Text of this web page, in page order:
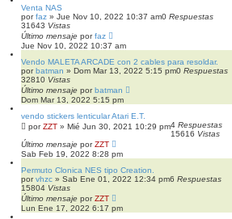
Venta NAS
porfaz » Jue Nov 10, 2022 10:37 am0 Respuestas
31643 Vistas
Último mensaje porfaz
Jue Nov 10, 2022 10:37 am
Vendo MALETA ARCADE con 2 cables para resoldar.
porbatman » Dom Mar 13, 2022 5:15 pm0 Respuestas
32810 Vistas
Último mensaje porbatman
Dom Mar 13, 2022 5:15 pm
vendo stickers lenticular Atari E.T.
porZZT » Mié Jun 30, 2021 10:29 pm4 Respuestas
15616 Vistas
Último mensaje porZZT
Sab Feb 19, 2022 8:28 pm
Permuto Clonica NES tipo Creation.
porvhzc » Sab Ene 01, 2022 12:34 pm6 Respuestas
15804 Vistas
Último mensaje porZZT
Lun Ene 17, 2022 6:17 pm